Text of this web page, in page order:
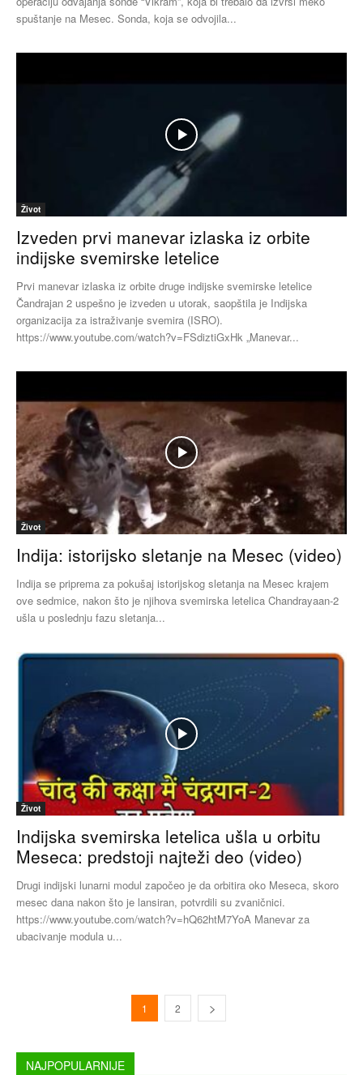
spuštanje na Mesec. Sonda, koja se odvojila...
Život
Izveden prvi manevar izlaska iz orbite
indijske svemirske letelice
Prvi manevar izlaska iz orbite druge indijske svemirske letelice
Čandrajan 2 uspešno je izveden u utorak, saopštila je Indijska
organizacija za istraživanje svemira (ISRO).
https://www.youtube.com/watch?v=FSdiztiGxHk „Manevar...
Život
Indija: istorijsko sletanje na Mesec (video)
Indija se priprema za pokušaj istorijskog sletanja na Mesec krajem
ove sedmice, nakon što je njihova svemirska letelica Chandrayaan-2
ušla u poslednju fazu sletanja...
Život
Indijska svemirska letelica ušla u orbitu
Meseca: predstoji najteži deo (video)
Drugi indijski lunarni modul započeo je da orbitira oko Meseca, skoro
mesec dana nakon što je lansiran, potvrdili su zvaničnici.
https://www.youtube.com/watch?v=hQ62htM7YoA Manevar za
ubacivanje modula u...
1 2
NAJPOPULARNIJE